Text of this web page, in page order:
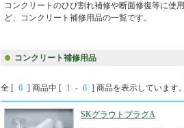
コンクリートのひび割れ補修や断面修復等に使
ど、コンクリート補修用品の一覧です。
コンクリート補修用品
全 [ 6 ] 商品中 [ 1 - 6 ] 商品を表示しています。
SKグラウトプラグA